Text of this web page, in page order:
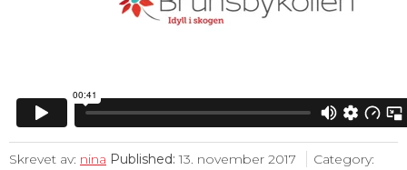
Skrevet av: nina Published: 13. november 2017
Category: